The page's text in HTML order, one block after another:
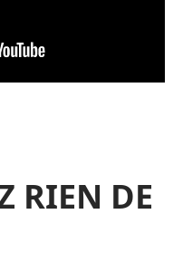
RIEN DE